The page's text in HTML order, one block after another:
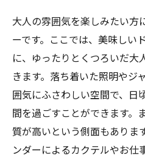
大人の雰囲気を楽しみたい方
ーです。ここでは、美味しい
に、ゆったりとくつろいだ大
きます。落ち着いた照明やジ
囲気にふさわしい空間で、日
間を過ごすことができます。
質が高いという側面もありま
ンダーによるカクテルやお仕